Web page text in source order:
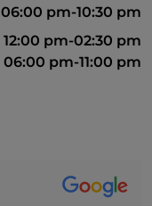
06:00 pm-10:30 pm
12:00 pm-02:30 pm
06:00 pm-11:00 pm